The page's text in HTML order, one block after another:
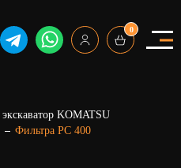
0
KOMATSU
Фильтра PC 400